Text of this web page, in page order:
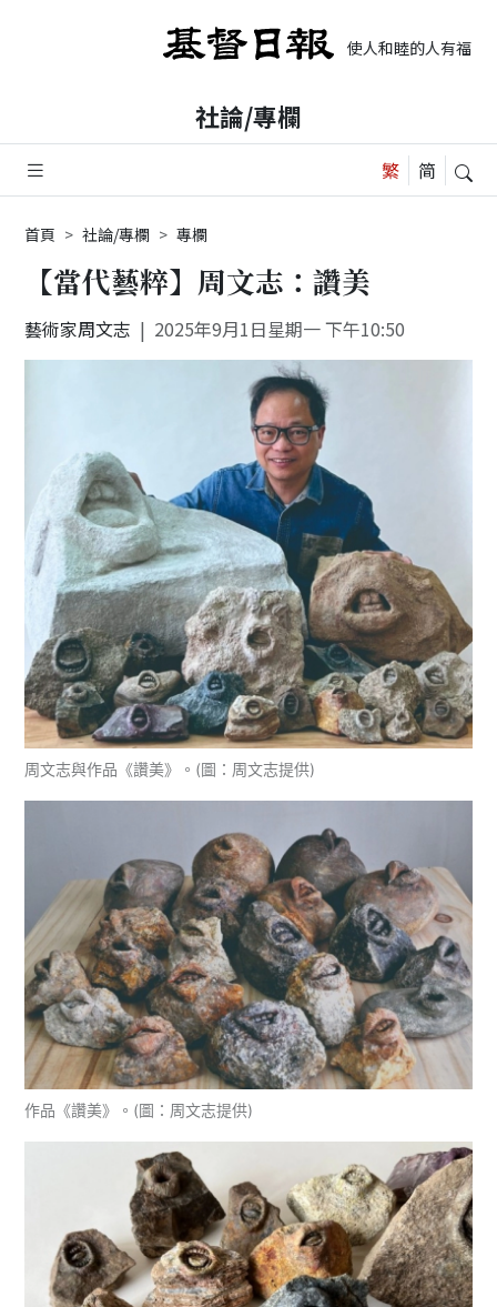
使人和睦的人有福了
社論/專欄
首頁 社論/專欄 專欄
【當代藝粹】周文志：讚美
藝術家周文志 2025年9月1日星期一 下午10:50
周文志與作品《讚美》。(圖：周文志提供)
作品《讚美》。(圖：周文志提供)